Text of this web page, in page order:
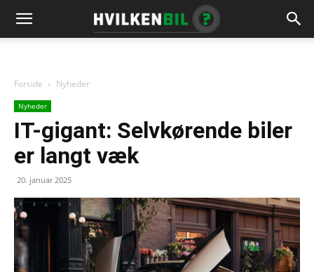
Forside Nyheder
Nyheder
IT-gigant: Selvkørende biler
er langt væk
20. januar 2025